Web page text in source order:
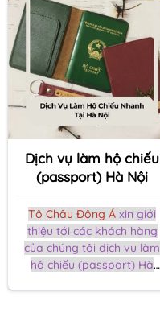
Dịch vụ làm hộ chiếu
(passport) Hà Nội
Tô Châu Đông Á xin giới
thiệu tới các khách hàng
của chúng tôi dịch vụ làm
hộ chiếu (passport) Hà